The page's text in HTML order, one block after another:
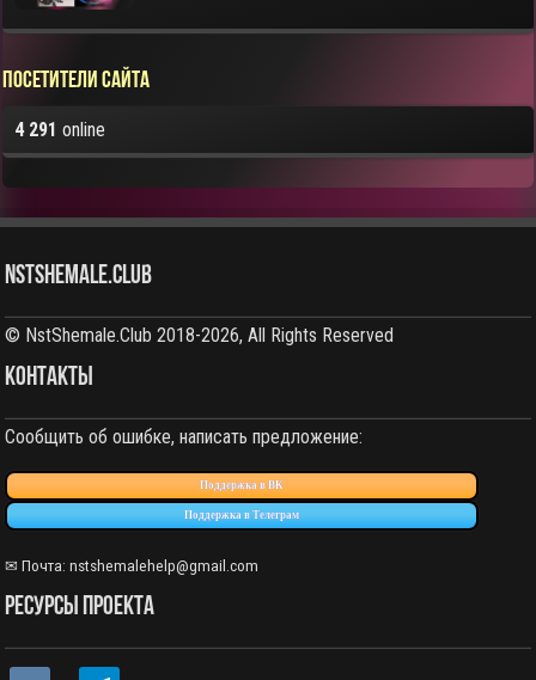
Посетители сайта
4 291 online
NstShemale.Club
© NstShemale.Club 2018-2026, All Rights Reserved
КОНТАКТЫ
Сообщить об ошибке, написать предложение:
Поддержка в ВК
Поддержка в Телеграм
✉ Почта:nstshemalehelp@gmail.com
РЕСУРСЫ ПРОЕКТА